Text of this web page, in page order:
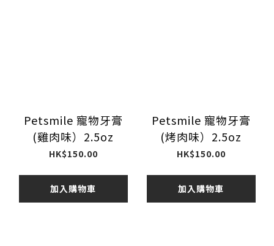
Petsmile 寵物牙膏
(雞肉味）2.5oz
HK$150.00
加入購物車
Petsmile 寵物牙膏
(烤肉味）2.5oz
HK$150.00
加入購物車